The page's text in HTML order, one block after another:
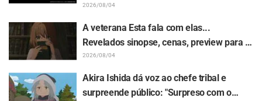
confirmada em 8 cidades do Japão a
Danshi estarão reunidos
2026/08/04
A veterana Esta fala com elas...
Revelados sinopse, cenas, preview para a
WEB e pôsteres do episódio 5 do anime "I
Want to Love You Till Your Dying Day"
2026/08/04
Akira Ishida dá voz ao chefe tribal e
surpreende público: "Surpreso com o